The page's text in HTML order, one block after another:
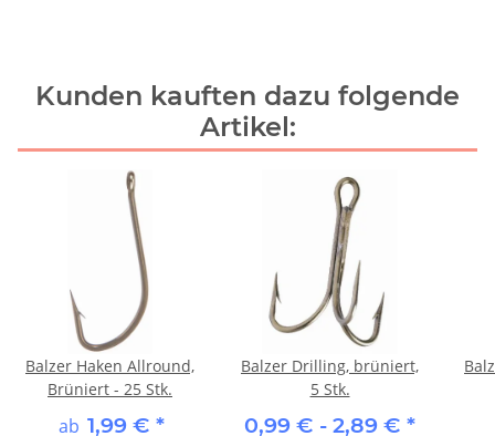
Kunden kauften dazu folgende
Artikel:
Balzer Haken Allround,
Brüniert - 25 Stk.
ab 1,99 € *
Balzer Drilling, brüniert,
5 Stk.
0,99 € - 2,89 € *